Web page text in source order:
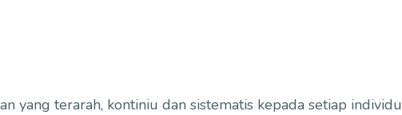
yang terarah, kontiniu dan sistematis kepada setiap